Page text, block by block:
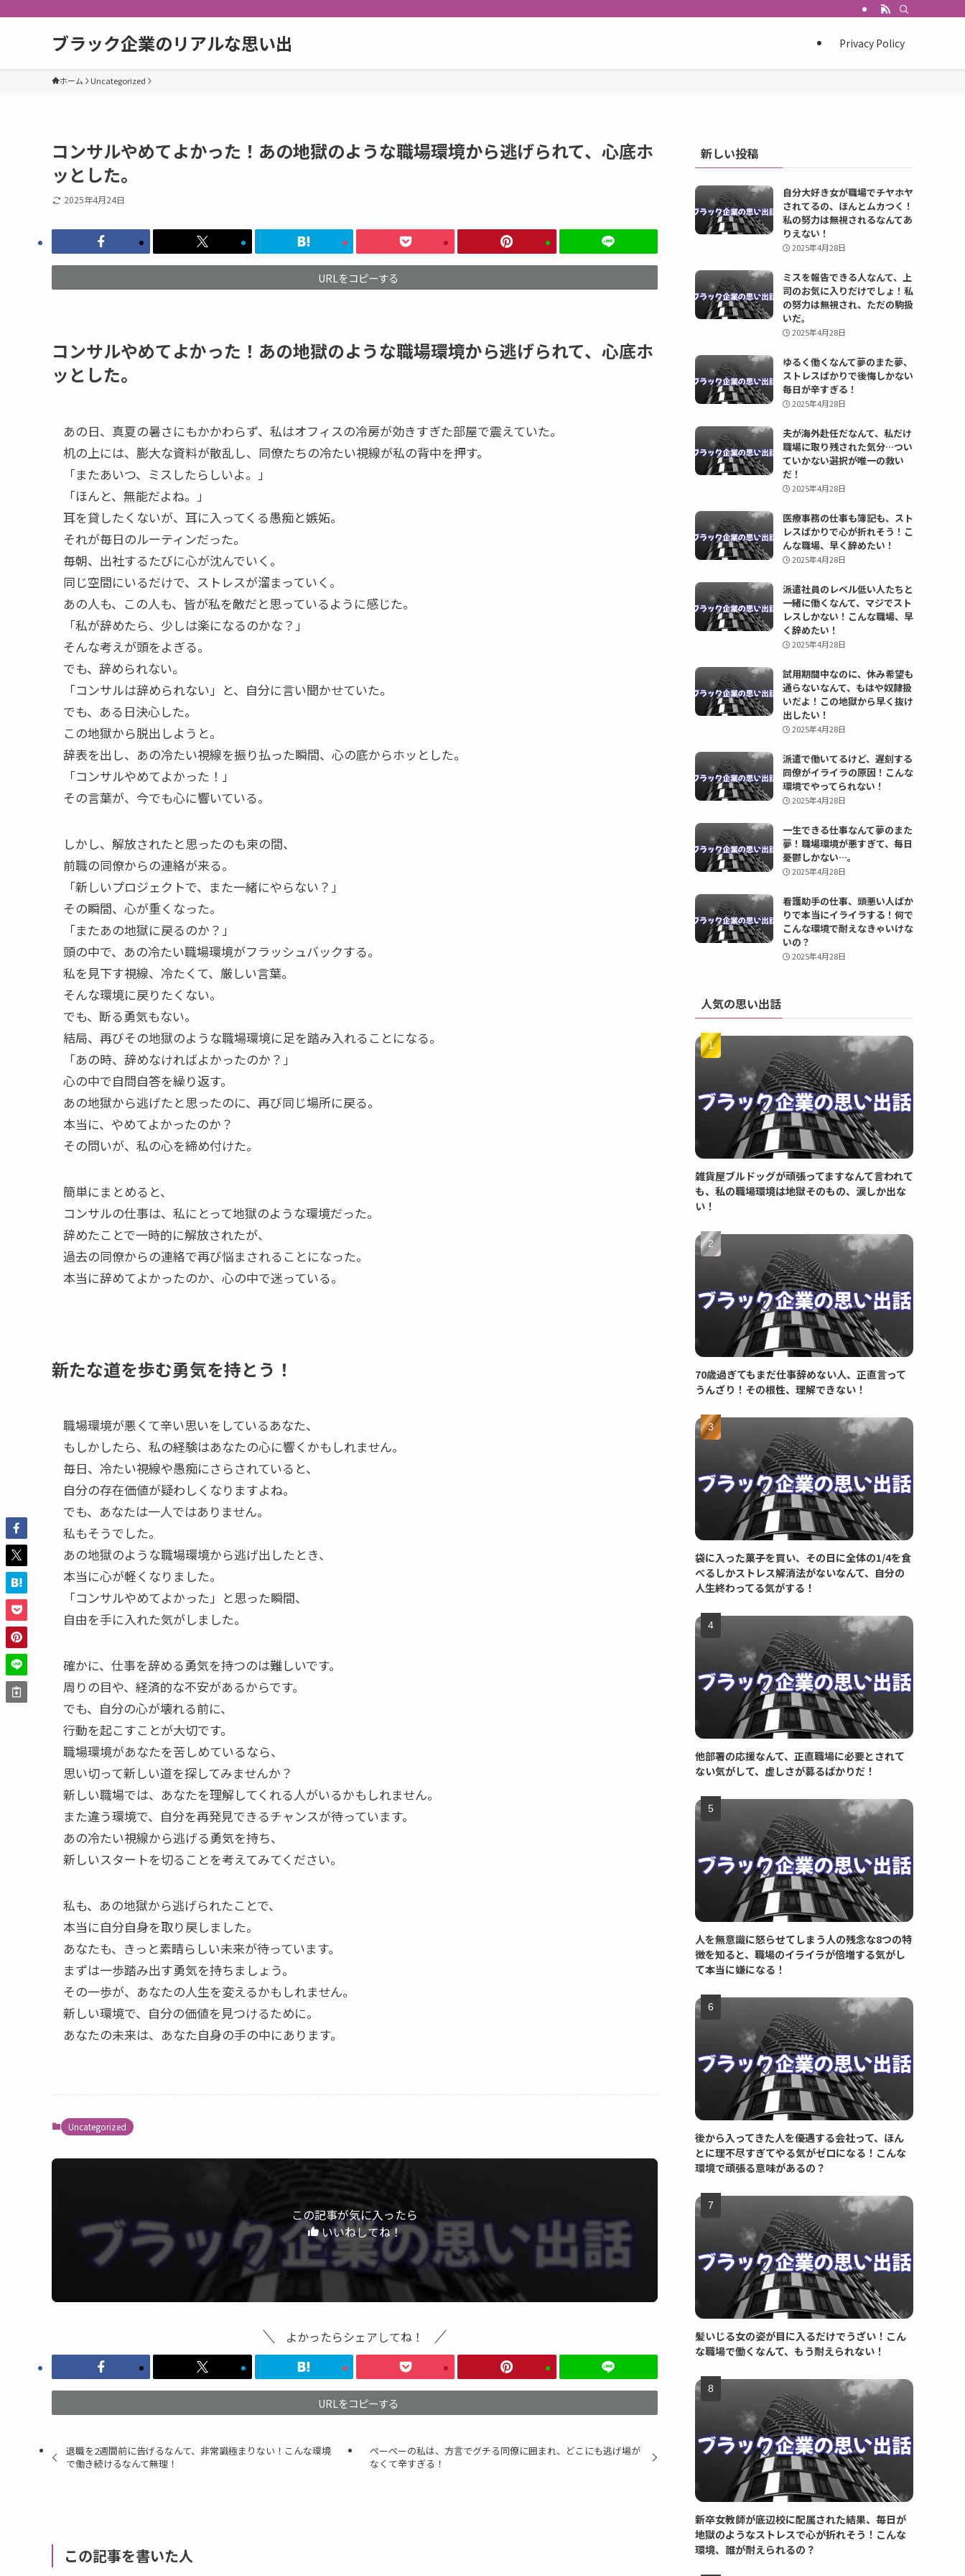
ブラック企業のリアルな思い出 Privacy Policy
ホーム Uncategorized
コンサルやめてよかった！あの地獄のような職場環境から逃げられて、心底ホ
ッとした。
2025年4月24日
URLをコピーする
コンサルやめてよかった！あの地獄のような職場環境から逃げられて、心底ホ
ッとした。
あの日、真夏の暑さにもかかわらず、私はオフィスの冷房が効きすぎた部屋で震えていた。
机の上には、膨大な資料が散乱し、同僚たちの冷たい視線が私の背中を押す。
「またあいつ、ミスしたらしいよ。」
「ほんと、無能だよね。」
耳を貸したくないが、耳に入ってくる愚痴と嫉妬。
それが毎日のルーティンだった。
毎朝、出社するたびに心が沈んでいく。
同じ空間にいるだけで、ストレスが溜まっていく。
あの人も、この人も、皆が私を敵だと思っているように感じた。
「私が辞めたら、少しは楽になるのかな？」
そんな考えが頭をよぎる。
でも、辞められない。
「コンサルは辞められない」と、自分に言い聞かせていた。
でも、ある日決心した。
この地獄から脱出しようと。
辞表を出し、あの冷たい視線を振り払った瞬間、心の底からホッとした。
「コンサルやめてよかった！」
その言葉が、今でも心に響いている。
しかし、解放されたと思ったのも束の間、
前職の同僚からの連絡が来る。
「新しいプロジェクトで、また一緒にやらない？」
その瞬間、心が重くなった。
「またあの地獄に戻るのか？」
頭の中で、あの冷たい職場環境がフラッシュバックする。
私を見下す視線、冷たくて、厳しい言葉。
そんな環境に戻りたくない。
でも、断る勇気もない。
結局、再びその地獄のような職場環境に足を踏み入れることになる。
「あの時、辞めなければよかったのか？」
心の中で自問自答を繰り返す。
あの地獄から逃げたと思ったのに、再び同じ場所に戻る。
本当に、やめてよかったのか？
その問いが、私の心を締め付けた。
簡単にまとめると、
コンサルの仕事は、私にとって地獄のような環境だった。
辞めたことで一時的に解放されたが、
過去の同僚からの連絡で再び悩まされることになった。
本当に辞めてよかったのか、心の中で迷っている。
新たな道を歩む勇気を持とう！
職場環境が悪くて辛い思いをしているあなた、
もしかしたら、私の経験はあなたの心に響くかもしれません。
毎日、冷たい視線や愚痴にさらされていると、
自分の存在価値が疑わしくなりますよね。
でも、あなたは一人ではありません。
私もそうでした。
あの地獄のような職場環境から逃げ出したとき、
本当に心が軽くなりました。
「コンサルやめてよかった」と思った瞬間、
自由を手に入れた気がしました。
確かに、仕事を辞める勇気を持つのは難しいです。
周りの目や、経済的な不安があるからです。
でも、自分の心が壊れる前に、
行動を起こすことが大切です。
職場環境があなたを苦しめているなら、
思い切って新しい道を探してみませんか？
新しい職場では、あなたを理解してくれる人がいるかもしれません。
また違う環境で、自分を再発見できるチャンスが待っています。
あの冷たい視線から逃げる勇気を持ち、
新しいスタートを切ることを考えてみてください。
私も、あの地獄から逃げられたことで、
本当に自分自身を取り戻しました。
あなたも、きっと素晴らしい未来が待っています。
まずは一歩踏み出す勇気を持ちましょう。
その一歩が、あなたの人生を変えるかもしれません。
新しい環境で、自分の価値を見つけるために。
あなたの未来は、あなた自身の手の中にあります。
Uncategorized
この記事が気に入ったら
いいねしてね！
よかったらシェアしてね！
URLをコピーする
退職を2週間前に告げるなんて、非常識極まりない！こんな環境
で働き続けるなんて無理！
ぺーぺーの私は、方言でグチる同僚に囲まれ、どこにも逃げ場が
なくて辛すぎる！
この記事を書いた人
新しい投稿
自分大好き女が職場でチヤホヤ
されてるの、ほんとムカつく！
私の努力は無視されるなんてあ
りえない！
2025年4月28日
ミスを報告できる人なんて、上
司のお気に入りだけでしょ！私
の努力は無視され、ただの駒扱
いだ。
2025年4月28日
ゆるく働くなんて夢のまた夢、
ストレスばかりで後悔しかない
毎日が辛すぎる！
2025年4月28日
夫が海外赴任だなんて、私だけ
職場に取り残された気分…つい
ていかない選択が唯一の救い
だ！
2025年4月28日
医療事務の仕事も簿記も、スト
レスばかりで心が折れそう！こ
んな職場、早く辞めたい！
2025年4月28日
派遣社員のレベル低い人たちと
一緒に働くなんて、マジでスト
レスしかない！こんな職場、早
く辞めたい！
2025年4月28日
試用期間中なのに、休み希望も
通らないなんて、もはや奴隷扱
いだよ！この地獄から早く抜け
出したい！
2025年4月28日
派遣で働いてるけど、遅刻する
同僚がイライラの原因！こんな
環境でやってられない！
2025年4月28日
一生できる仕事なんて夢のまた
夢！職場環境が悪すぎて、毎日
憂鬱しかない…。
2025年4月28日
看護助手の仕事、頭悪い人ばか
りで本当にイライラする！何で
こんな環境で耐えなきゃいけな
いの？
2025年4月28日
人気の思い出話
雑貨屋ブルドッグが頑張ってますなんて言われて
も、私の職場環境は地獄そのもの、涙しか出な
い！
70歳過ぎてもまだ仕事辞めない人、正直言って
うんざり！その根性、理解できない！
袋に入った菓子を買い、その日に全体の1/4を食
べるしかストレス解消法がないなんて、自分の
人生終わってる気がする！
他部署の応援なんて、正直職場に必要とされて
ない気がして、虚しさが募るばかりだ！
人を無意識に怒らせてしまう人の残念な8つの特
徴を知ると、職場のイライラが倍増する気がし
て本当に嫌になる！
後から入ってきた人を優遇する会社って、ほん
とに理不尽すぎてやる気がゼロになる！こんな
環境で頑張る意味があるの？
髪いじる女の姿が目に入るだけでうざい！こん
な職場で働くなんて、もう耐えられない！
新卒女教師が底辺校に配属された結果、毎日が
地獄のようなストレスで心が折れそう！こんな
環境、誰が耐えられるの？